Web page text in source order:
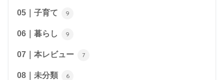
05｜子育て 9
06｜暮らし 9
07｜本レビュー 7
08｜未分類 6